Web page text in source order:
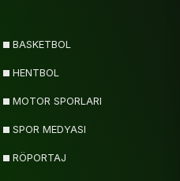
BASKETBOL
HENTBOL
MOTOR SPORLARI
SPOR MEDYASI
RÖPORTAJ